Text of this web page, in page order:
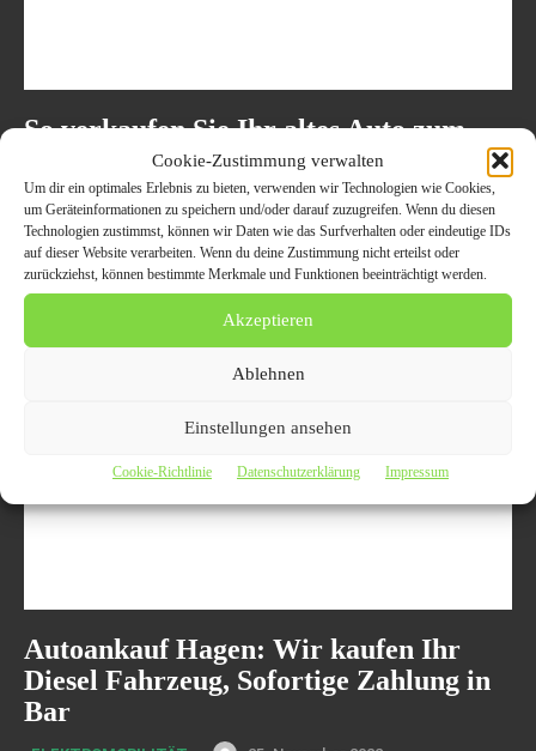
Cookie-Zustimmung verwalten
Um dir ein optimales Erlebnis zu bieten, verwenden wir Technologien wie Cookies,
um Geräteinformationen zu speichern und/oder darauf zuzugreifen. Wenn du diesen
Technologien zustimmst, können wir Daten wie das Surfverhalten oder eindeutige IDs
auf dieser Website verarbeiten. Wenn du deine Zustimmung nicht erteilst oder
zurückziehst, können bestimmte Merkmale und Funktionen beeinträchtigt werden.
Akzeptieren
Ablehnen
Einstellungen ansehen
Cookie-Richtlinie Datenschutzerklärung Impressum
So verkaufen Sie Ihr altes Auto zum
Höchstpreis! Autoankauf in Kempen
ALLGEMEIN
27. November 2022
Autoankauf Kempen - Auto verkaufen leicht gemacht Der Autoankauf
Kempen unterstützt die Besitzer mit kurzen Wegen und guten Preisen
dabei, ihren Gebrauchtwagen erfolgreich zu verkaufen....
Autoankauf Hagen: Wir kaufen Ihr
Diesel Fahrzeug, Sofortige Zahlung in
Bar